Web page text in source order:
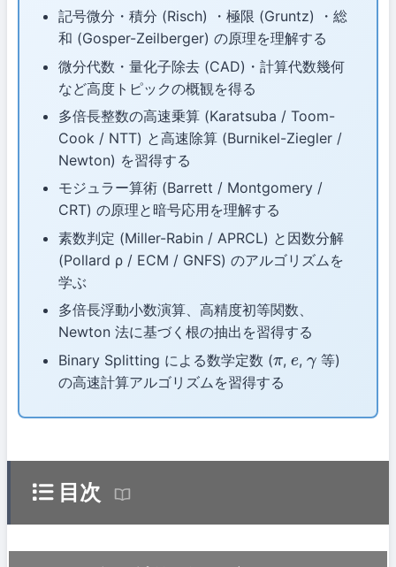
記号微分・積分 (Risch) ・極限 (Gruntz) ・総
和 (Gosper-Zeilberger) の原理を理解する
微分代数・量化子除去 (CAD)・計算代数幾何
など高度トピックの概観を得る
多倍長整数の高速乗算 (Karatsuba / Toom-
Cook / NTT) と高速除算 (Burnikel-Ziegler /
Newton) を習得する
モジュラー算術 (Barrett / Montgomery /
CRT) の原理と暗号応用を理解する
素数判定 (Miller-Rabin / APRCL) と因数分解
(Pollard ρ / ECM / GNFS) のアルゴリズムを
学ぶ
多倍長浮動小数演算、高精度初等関数、
Newton 法に基づく根の抽出を習得する
Binary Splitting による数学定数 (π,e,γ 等)
の高速計算アルゴリズムを習得する
目次